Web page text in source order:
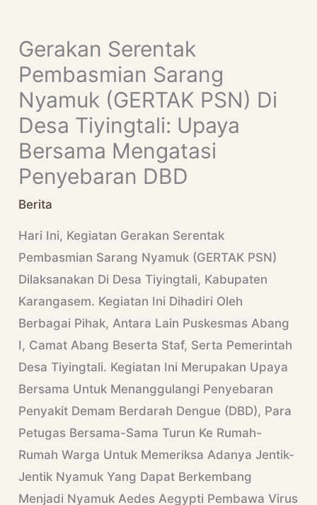
Content
Gerakan Serentak
Pembasmian Sarang
Nyamuk (GERTAK PSN) Di
Desa Tiyingtali: Upaya
Bersama Mengatasi
Penyebaran DBD
Berita
Hari Ini, Kegiatan Gerakan Serentak
Pembasmian Sarang Nyamuk (GERTAK PSN)
Dilaksanakan Di Desa Tiyingtali, Kabupaten
Karangasem. Kegiatan Ini Dihadiri Oleh
Berbagai Pihak, Antara Lain Puskesmas Abang
I, Camat Abang Beserta Staf, Serta Pemerintah
Desa Tiyingtali. Kegiatan Ini Merupakan Upaya
Bersama Untuk Menanggulangi Penyebaran
Penyakit Demam Berdarah Dengue (DBD), Para
Petugas Bersama-Sama Turun Ke Rumah-
Rumah Warga Untuk Memeriksa Adanya Jentik-
Jentik Nyamuk Yang Dapat Berkembang
Menjadi Nyamuk Aedes Aegypti Pembawa Virus
A
R
C
H